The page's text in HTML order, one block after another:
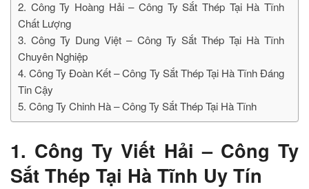
2. Công Ty Hoàng Hải – Công Ty Sắt Thép Tại Hà Tĩnh
Chất Lượng
3. Công Ty Dung Việt – Công Ty Sắt Thép Tại Hà Tĩnh
Chuyên Nghiệp
4. Công Ty Đoàn Kết – Công Ty Sắt Thép Tại Hà Tĩnh Đáng
Tin Cậy
5. Công Ty Chinh Hà – Công Ty Sắt Thép Tại Hà Tĩnh
1. Công Ty Viết Hải – Công Ty
Sắt Thép Tại Hà Tĩnh Uy Tín